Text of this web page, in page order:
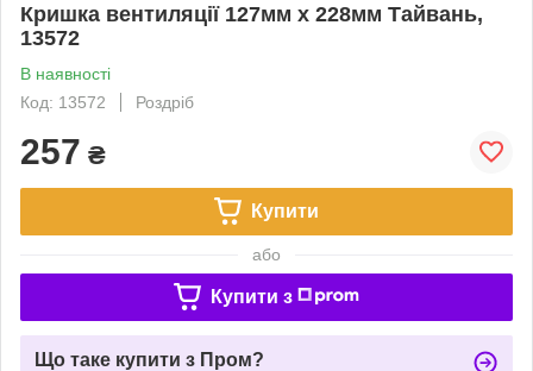
Кришка вентиляції 127мм x 228мм Тайвань,
13572
В наявності
Код: 13572
Роздріб
257 ₴
Купити
або
Купити з
Що таке купити з Пром?